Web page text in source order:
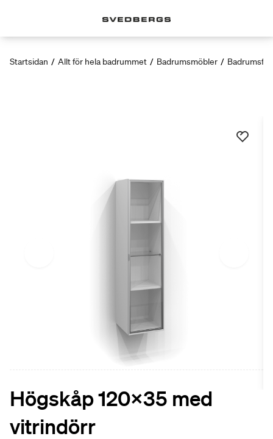
Startsidan / Allt för hela badrummet / Badrumsmöbler /
Högskåp 120x35 med
vitrindörr